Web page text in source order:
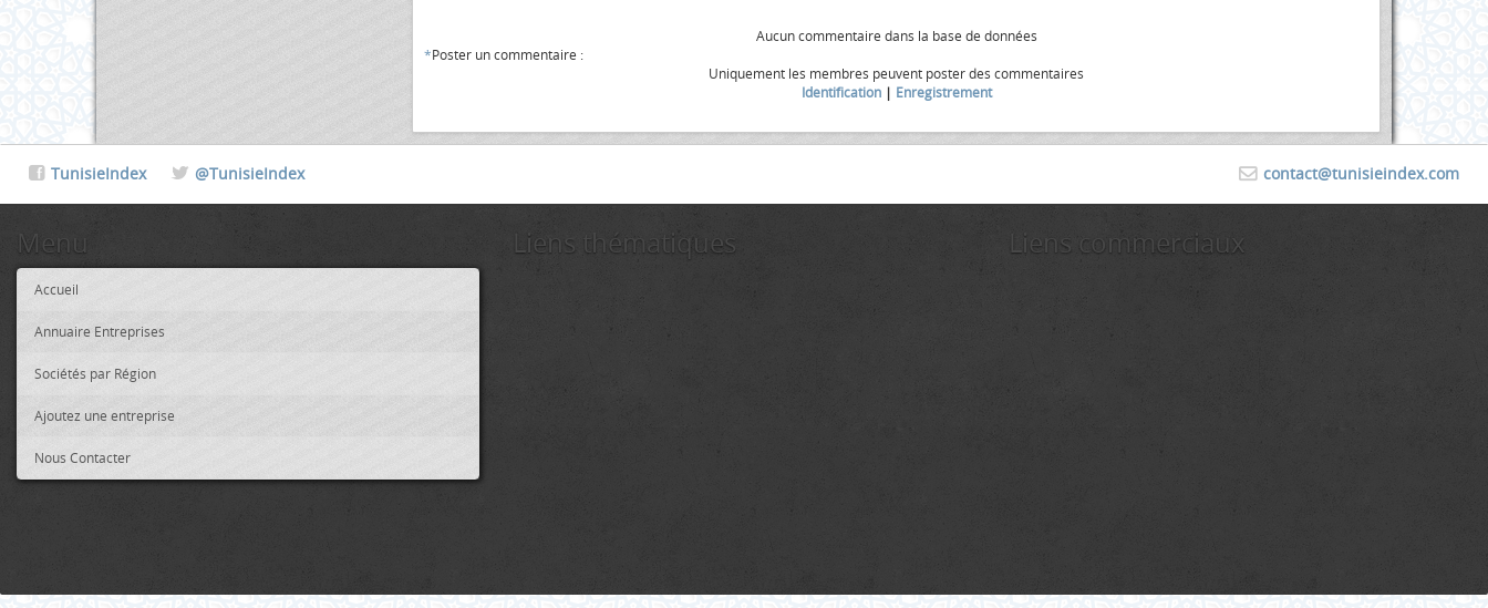
Aucun commentaire dans la base de données
*Poster un commentaire :
Uniquement les membres peuvent poster des commentaires
Identification| Enregistrement
contact@tunisieindex.com
TunisieIndex @TunisieIndex
Menu
Accueil
Annuaire Entreprises
Sociétés par Région
Ajoutez une entreprise
Nous Contacter
Liens thématiques Liens commerciaux